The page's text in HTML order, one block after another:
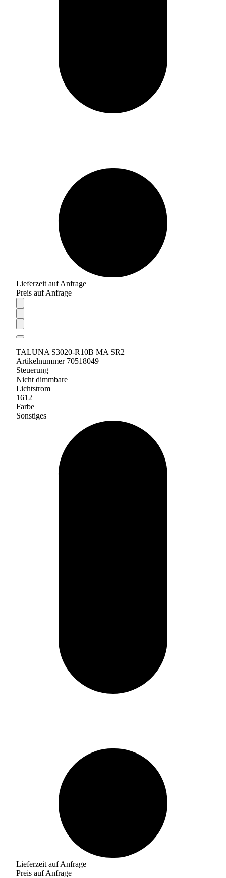
Lieferzeit auf Anfrage
Preis auf Anfrage
TALUNA S3020-R10B MA SR2
Artikelnummer 70518049
Steuerung
Nicht dimmbare
Lichtstrom
1612
Farbe
Sonstiges
Lieferzeit auf Anfrage
Preis auf Anfrage